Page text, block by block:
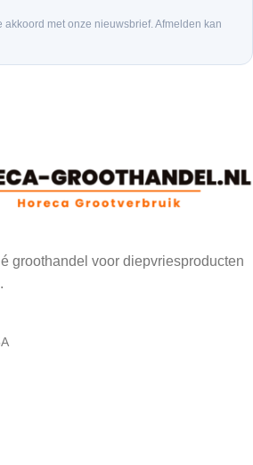
akkoord met onze nieuwsbrief. Afmelden kan
groothandel voor diepvriesproducten